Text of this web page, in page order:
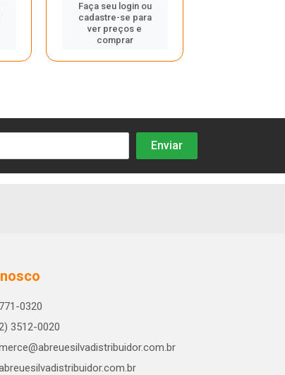
Faça seu login ou
cadastre-se para
ver preços e
comprar
0320
3512-0020